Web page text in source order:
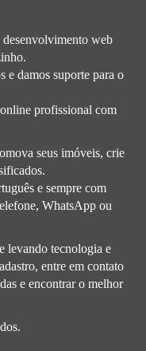
desenvolvimento web
e damos suporte para o
profissional com
seus imóveis, crie
e sempre com
WhatsApp ou
levando tecnologia e
entre em contato
e encontrar o melhor